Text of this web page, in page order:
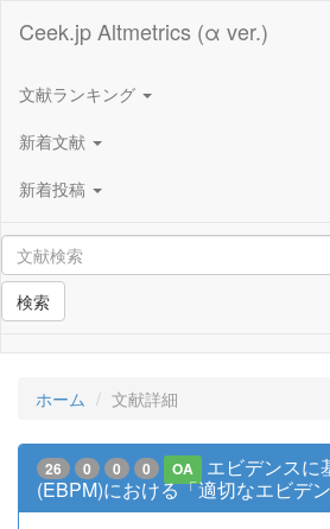
Ceek.jp Altmetrics (α ver.)
文献ランキング
新着文献
新着投稿
検索
ホーム 文献詳細
26 0 0 0 OA
エビデンスに
(EBPM)における「適切なエビデン